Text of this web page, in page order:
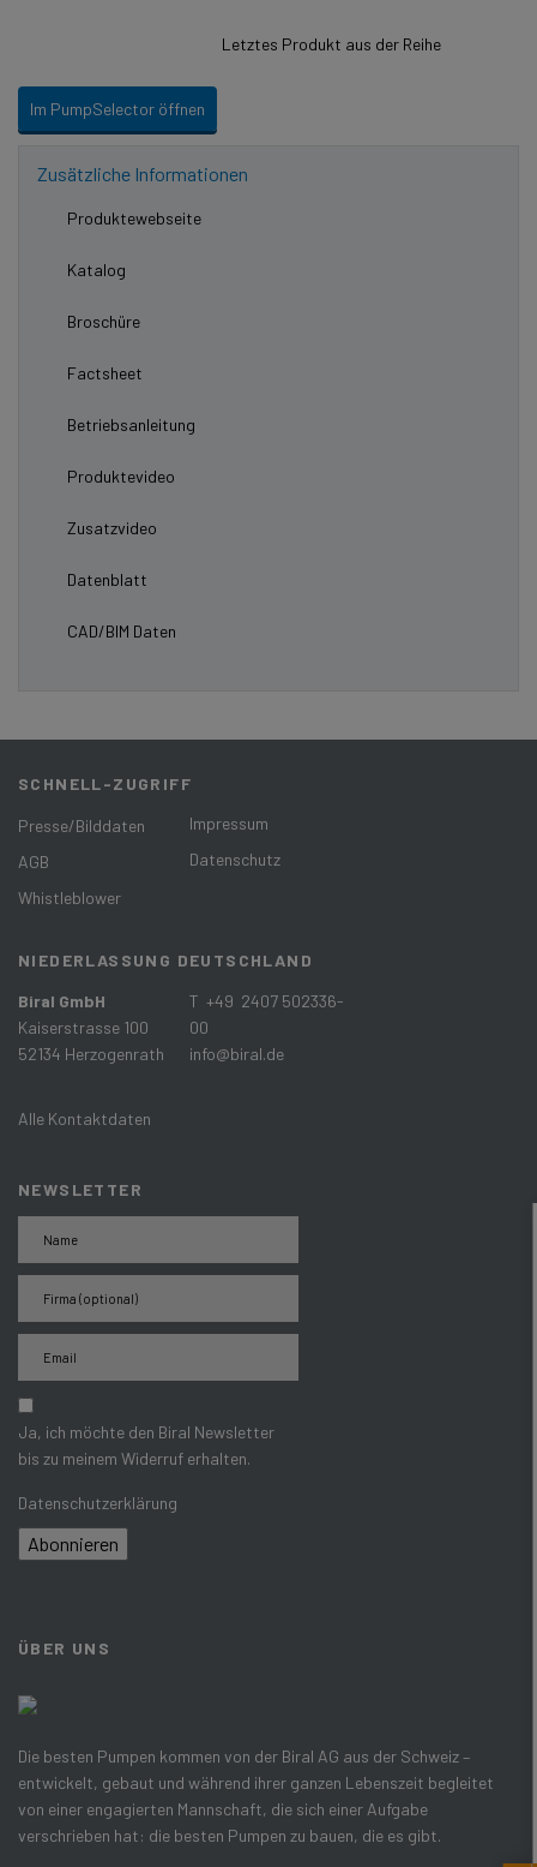
Letztes Produkt aus der Reihe
Im PumpSelector öffnen
Zusätzliche Informationen
Produktewebseite
Katalog
Broschüre
Factsheet
Betriebsanleitung
Produktevideo
Zusatzvideo
Datenblatt
CAD/BIM Daten
SCHNELL-ZUGRIFF
Presse/Bilddaten
AGB
Whistleblower
Impressum
Datenschutz
NIEDERLASSUNG DEUTSCHLAND
Biral GmbH
Kaiserstrasse 100
52134 Herzogenrath
Alle Kontaktdaten
T +49 2407 502336-
00
info@biral.de
NEWSLETTER
Ja, ich möchte den Biral Newsletter
bis zu meinem Widerruf erhalten.
Datenschutzerklärung
Abonnieren
ÜBER UNS
Die besten Pumpen kommen von der Biral AG aus der Schweiz –
entwickelt, gebaut und während ihrer ganzen Lebenszeit begleitet
von einer engagierten Mannschaft, die sich einer Aufgabe
verschrieben hat: die besten Pumpen zu bauen, die es gibt.